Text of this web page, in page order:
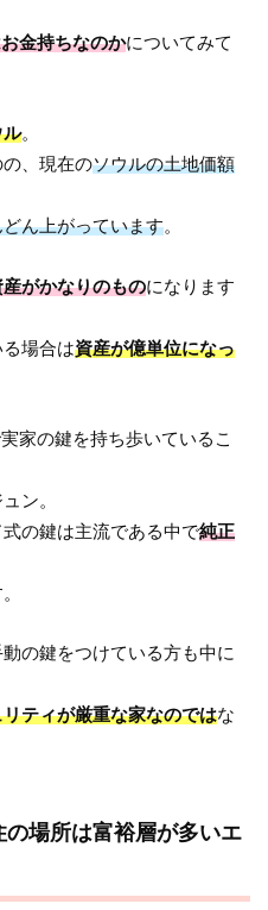
金持ちなのかについてみて
ル。
、現在のソウルの土地価額
ん上がっています。
がかなりのものになります
場合は資産が億単位になっ
家の鍵を持ち歩いているこ
ン。
の鍵は主流である中で純正
の鍵をつけている方も中に
ティが厳重な家なのではな
場所は富裕層が多いエ